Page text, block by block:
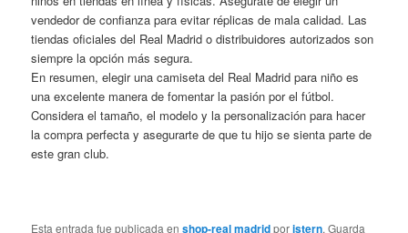
vendedor de confianza para evitar réplicas de mala calidad. Las
tiendas oficiales del Real Madrid o distribuidores autorizados son
siempre la opción más segura.
En resumen, elegir una camiseta del Real Madrid para niño es
una excelente manera de fomentar la pasión por el fútbol.
Considera el tamaño, el modelo y la personalización para hacer
la compra perfecta y asegurarte de que tu hijo se sienta parte de
este gran club.
Esta entrada fue publicada enshop-real madridporistern. Guarda